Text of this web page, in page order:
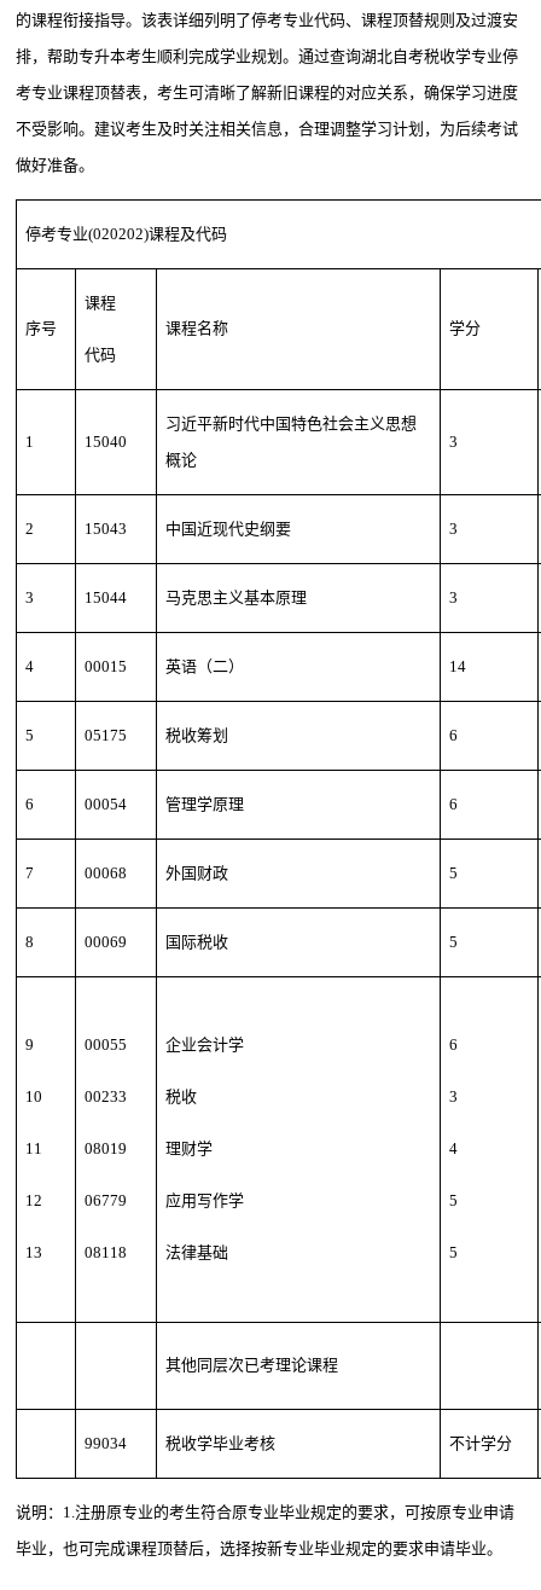
的课程衔接指导。该表详细列明了停考专业代码、课程顶替规则及过渡安
排，帮助专升本考生顺利完成学业规划。通过查询湖北自考税收学专业停
考专业课程顶替表，考生可清晰了解新旧课程的对应关系，确保学习进度
不受影响。建议考生及时关注相关信息，合理调整学习计划，为后续考试
做好准备。
停考专业(020202)课程及代码
序号
课程
代码
课程名称 学分
1 15040
习近平新时代中国特色社会主义思想
概论
3
2 15043 中国近现代史纲要 3
3 15044 马克思主义基本原理 3
4 00015 英语（二） 14
5 05175 税收筹划 6
6 00054 管理学原理 6
7 00068 外国财政 5
8 00069 国际税收 5
9
10
11
12
13
00055
00233
08019
06779
08118
企业会计学
税收
理财学
应用写作学
法律基础
6
3
4
5
5
其他同层次已考理论课程
99034 税收学毕业考核 不计学分
说明：1.注册原专业的考生符合原专业毕业规定的要求，可按原专业申请
毕业，也可完成课程顶替后，选择按新专业毕业规定的要求申请毕业。